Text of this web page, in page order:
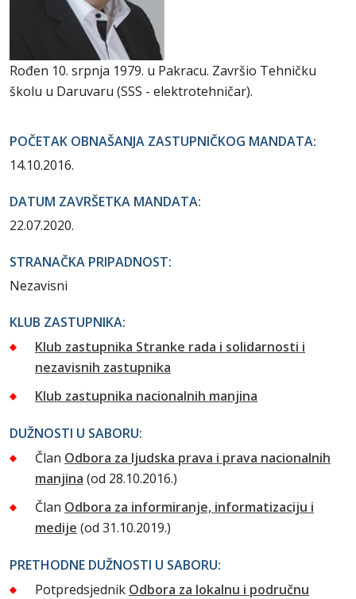
Rođen 10. srpnja 1979. u Pakracu. Završio Tehničku
školu u Daruvaru (SSS - elektrotehničar).
POČETAK OBNAŠANJA ZASTUPNIČKOG MANDATA:
14.10.2016.
DATUM ZAVRŠETKA MANDATA:
22.07.2020.
STRANAČKA PRIPADNOST:
Nezavisni
KLUB ZASTUPNIKA:
Klub zastupnika Stranke rada i solidarnosti i
nezavisnih zastupnika
Klub zastupnika nacionalnih manjina
DUŽNOSTI U SABORU:
Član Odbora za ljudska prava i prava nacionalnih
manjina (od 28.10.2016.)
Član Odbora za informiranje, informatizaciju i
medije (od 31.10.2019.)
PRETHODNE DUŽNOSTI U SABORU:
Potpredsjednik Odbora za lokalnu i područnu